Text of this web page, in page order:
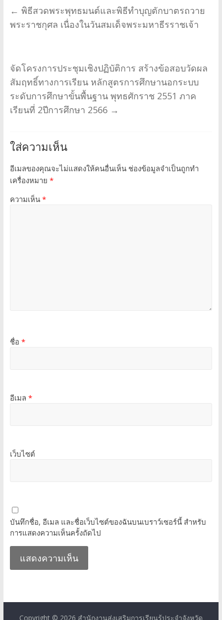
← พิธีสวดพระพุทธมนต์และพิธีทำบุญตักบาตรถวาย
พระราชกุศล เนื่องในวันสมเด็จพระมหาธีรราชเจ้า
จัดโครงการประชุมเชิงปฏิบัติการ สร้างข้อสอบวัดผล
สัมฤทธิ์ทางการเรียน หลักสูตรการศึกษานอกระบบ
ระดับการศึกษาขั้นพื้นฐาน พุทธศักราช 2551 ภาค
เรียนที่ 2ปีการศึกษา 2566 →
ใส่ความเห็น
อีเมลของคุณจะไม่แสดงให้คนอื่นเห็น ช่องข้อมูลจำเป็นถูกทำ
เครื่องหมาย *
ความเห็น *
ชื่อ *
อีเมล *
เว็บไซต์
บันทึกชื่อ, อีเมล และชื่อเว็บไซต์ของฉันบนเบราว์เซอร์นี้ สำหรับ
การแสดงความเห็นครั้งถัดไป
Copyright © 2026 สำนักงานส่งเสริมการเรียนรู้ประจำจังหวัด